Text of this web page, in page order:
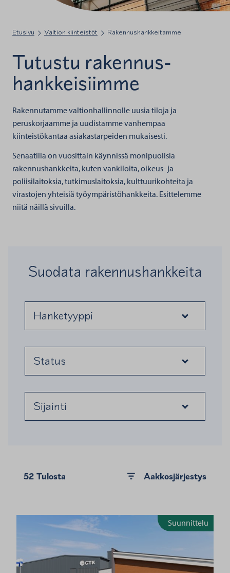
Etusivu Valtion kiinteistöt Rakennushankkeitamme
Tutustu rakennus­
hankkeisiimme
Rakennutamme valtionhallinnolle uusia tiloja ja
peruskorjaamme ja uudistamme vanhempaa
kiinteistökantaa asiakastarpeiden mukaisesti.
Senaatilla on vuosittain käynnissä monipuolisia
rakennushankkeita, kuten vankiloita, oikeus- ja
poliisilaitoksia, tutkimuslaitoksia, kulttuurikohteita ja
virastojen yhteisiä työympäristöhankkeita. Esittelemme
niitä näillä sivuilla.
Suodata rakennushankkeita
Hanketyyppi
Status
Sijainti
52 Tulosta Aakkosjärjestys
Suunnittelu